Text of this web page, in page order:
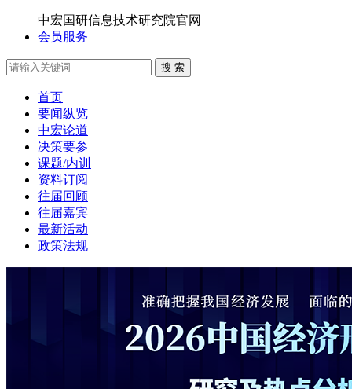
中宏国研信息技术研究院官网
会员服务
搜 索
首页
要闻纵览
中宏论道
决策要参
课题/内训
资料订阅
往届回顾
往届嘉宾
最新活动
政策法规